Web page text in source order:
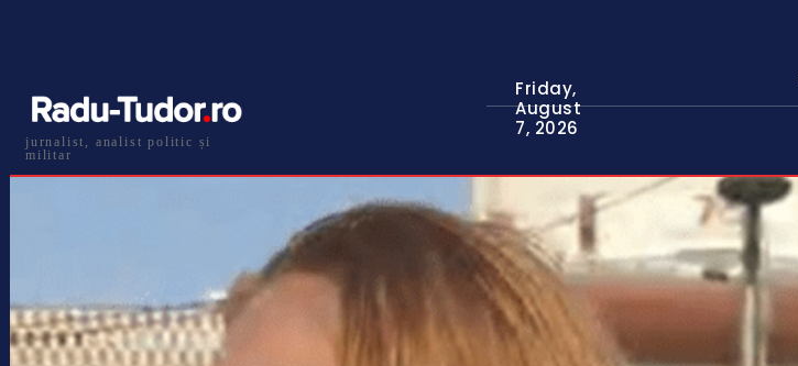
jurnalist, analist politic și
militar
Friday,
August
7, 2026